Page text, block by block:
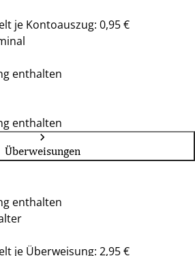
je Kontoauszug: 0,95 €
enthalten
enthalten
Überweisungen
enthalten
je Überweisung: 2,95 €